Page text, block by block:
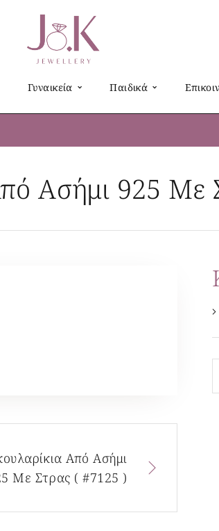
Γυναικεία Παιδικά
Ασήμι 925 Με
Από Ασήμι
Με Στρας ( #7125 )